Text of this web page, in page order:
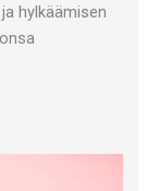
hylkäämisen